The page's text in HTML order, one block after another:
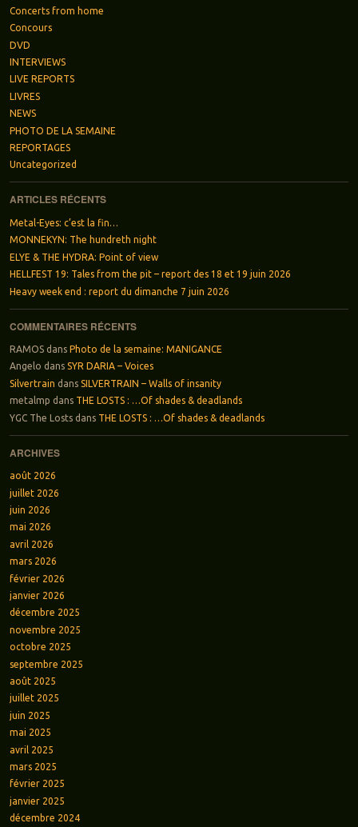
Concerts from home
Concours
DVD
INTERVIEWS
LIVE REPORTS
LIVRES
NEWS
PHOTO DE LA SEMAINE
REPORTAGES
Uncategorized
ARTICLES RÉCENTS
Metal-Eyes: c’est la fin…
MONNEKYN: The hundreth night
ELYE & THE HYDRA: Point of view
HELLFEST 19: Tales from the pit – report des 18 et 19 juin 2026
Heavy week end : report du dimanche 7 juin 2026
COMMENTAIRES RÉCENTS
RAMOSdans Photo de la semaine: MANIGANCE
Angelo dans SYR DARIA – Voices
Silvertrain dans SILVERTRAIN – Walls of insanity
metalmp dans THE LOSTS : …Of shades & deadlands
YGC The Lostsdans THE LOSTS : …Of shades & deadlands
ARCHIVES
août 2026
juillet 2026
juin 2026
mai 2026
avril 2026
mars 2026
février 2026
janvier 2026
décembre 2025
novembre 2025
octobre 2025
septembre 2025
août 2025
juillet 2025
juin 2025
mai 2025
avril 2025
mars 2025
février 2025
janvier 2025
décembre 2024